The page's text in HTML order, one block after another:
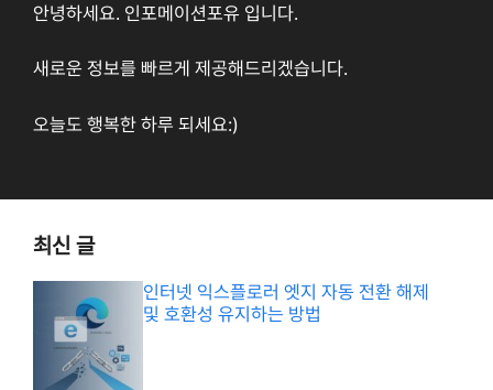
안녕하세요. 인포메이션포유 입니다.
새로운 정보를 빠르게 제공해드리겠습니다.
오늘도 행복한 하루 되세요:)
최신 글
인터넷 익스플로러 엣지 자동 전환 해제
및 호환성 유지하는 방법